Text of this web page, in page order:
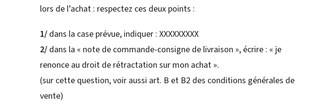
lors de l’achat : respectez ces deux points :
1/ dans la case prévue, indiquer : XXXXXXXXX
2/ dans la « note de commande-consigne de livraison », écrire : « je
renonce au droit de rétractation sur mon achat ».
(sur cette question, voir aussi art. B et B2 des conditions générales de
vente)